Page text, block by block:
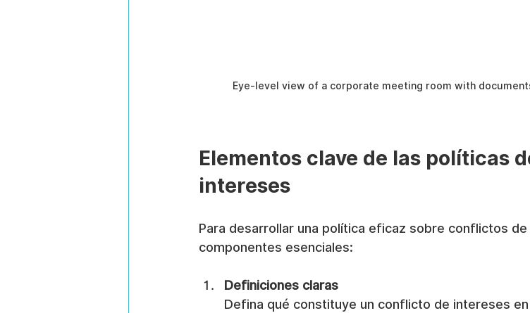
Eye-level view of a corporate meeting room with
Elementos clave de las políticas
intereses
Para desarrollar una política eficaz sobre conflictos
componentes esenciales:
Definiciones claras
Defina qué constituye un conflicto de intereses